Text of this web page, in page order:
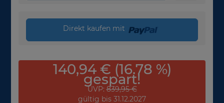
Direkt kaufen mit
140,94 € (16.78 %)
gespart!
UVP:839,95 €
gültig bis 31.12.2027